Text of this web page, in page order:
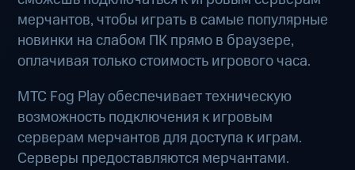
мерчантов, чтобы играть в самые популярные
новинки на слабом ПК прямо в браузере,
оплачивая только стоимость игрового часа.
МТС Fog Play обеспечивает техническую
возможность подключения к игровым
серверам мерчантов для доступа к играм.
Серверы предоставляются мерчантами.